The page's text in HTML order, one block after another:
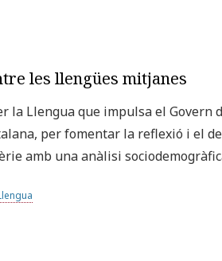
les llengües mitjanes
Llengua que impulsa el Govern
per fomentar la reflexió i el
amb una anàlisi